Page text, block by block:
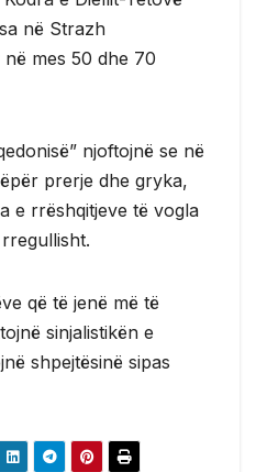
në Strazh
mes 50 dhe 70
njoftojnë se në
prerje dhe gryka,
e rrëshqitjeve të vogla
që të jenë më të
sinjalistikën e
shpejtësinë sipas